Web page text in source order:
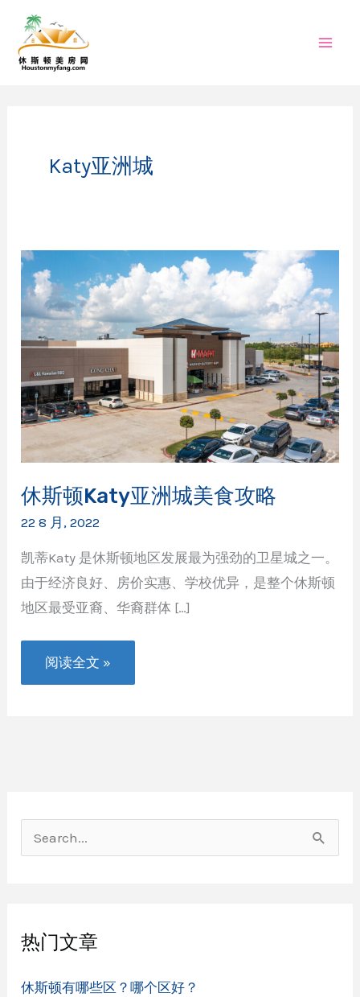
Katy亚洲城
休斯顿Katy亚洲城美食攻略
22 8 月, 2022
凯蒂Katy 是休斯顿地区发展最为强劲的卫星城之一。
由于经济良好、房价实惠、学校优异，是整个休斯顿
地区最受亚裔、华裔群体 […]
休
顿
阅读全文 »
索
热门文章
休斯顿有哪些区？哪个区好？